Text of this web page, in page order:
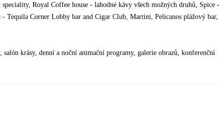
Royal Coffee house - lahodné kávy všech možných druhů, Spice -
Tequila Corner Lobby bar and Cigar Club, Martini, Pelicanos plážový bar,
krásy, denní a noční animační programy, galerie obrazů, konferenční